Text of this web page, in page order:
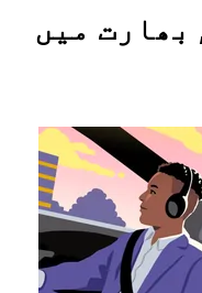
بھارت میں